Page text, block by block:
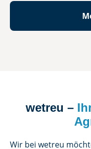
wetreu –
Wir bei wetreu